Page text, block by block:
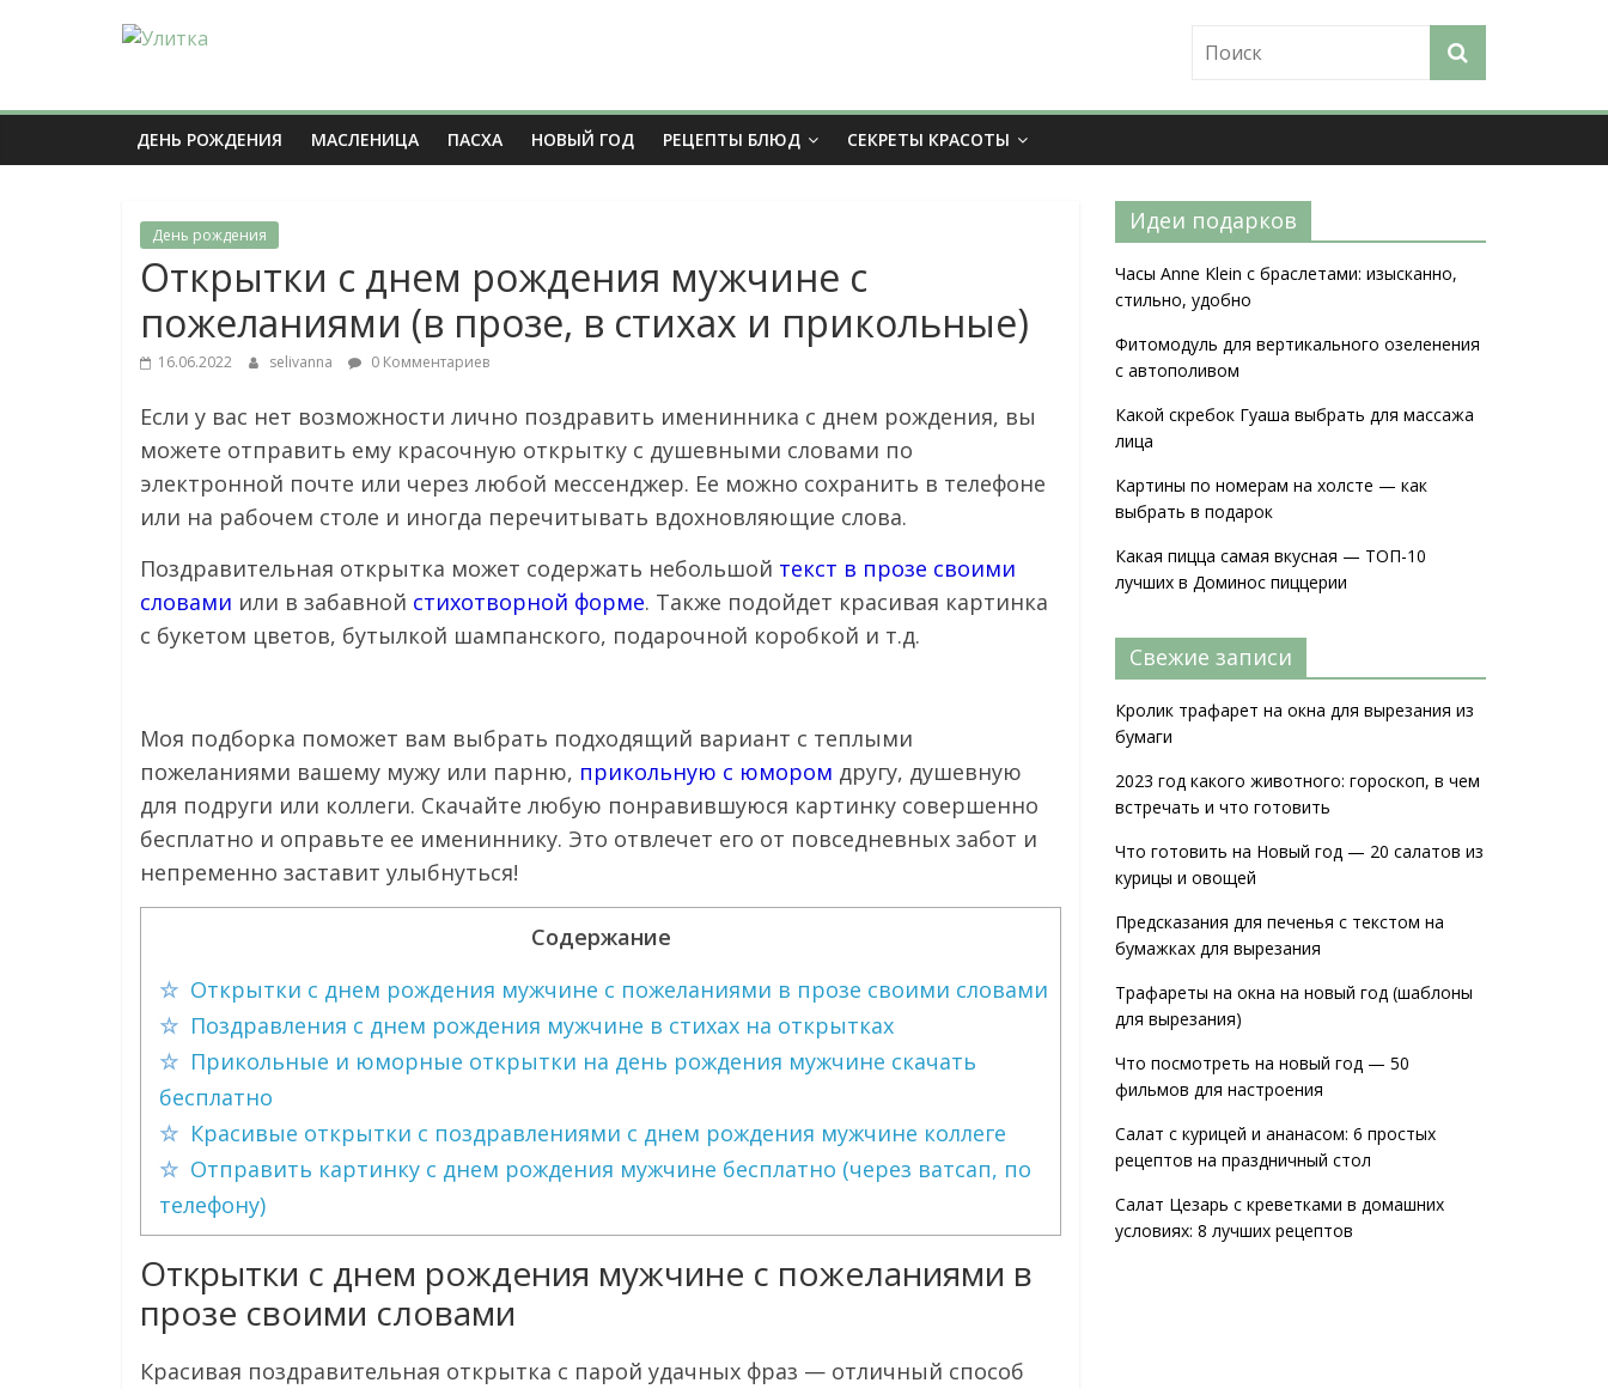
Журнал
мудрой
Просто
полезно
главном
ДЕНЬ РОЖДЕНИЯ МАСЛЕНИЦА ПАСХА НОВЫЙ ГОД РЕЦЕПТЫ БЛЮД СЕКРЕТЫ КРАСОТЫ
День рождения
Открытки с днем рождения мужчине с
пожеланиями (в прозе, в стихах и прикольные)
16.06.2022 selivanna 0 Комментариев
Если у вас нет возможности лично поздравить именинника с днем рождения, вы
можете отправить ему красочную открытку с душевными словами по
электронной почте или через любой мессенджер. Ее можно сохранить в телефоне
или на рабочем столе и иногда перечитывать вдохновляющие слова.
Поздравительная открытка может содержать небольшой текст в прозе своими
словами или в забавной стихотворной форме. Также подойдет красивая картинка
с букетом цветов, бутылкой шампанского, подарочной коробкой и т.д.
Моя подборка поможет вам выбрать подходящий вариант с теплыми
пожеланиями вашему мужу или парню, прикольную с юмором другу, душевную
для подруги или коллеги. Скачайте любую понравившуюся картинку совершенно
бесплатно и оправьте ее имениннику. Это отвлечет его от повседневных забот и
непременно заставит улыбнуться!
Содержание
Открытки с днем рождения мужчине с пожеланиями в прозе своими словами
Поздравления с днем рождения мужчине в стихах на открытках
Прикольные и юморные открытки на день рождения мужчине скачать
бесплатно
Красивые открытки с поздравлениями с днем рождения мужчине коллеге
Отправить картинку с днем рождения мужчине бесплатно (через ватсап, по
телефону)
Открытки с днем рождения мужчине с пожеланиями в
прозе своими словами
Красивая поздравительная открытка с парой удачных фраз — отличный способ
Идеи подарков
Часы Anne Klein с браслетами: изысканно,
стильно, удобно
Фитомодуль для вертикального озеленения
с автополивом
Какой скребок Гуаша выбрать для массажа
лица
Картины по номерам на холсте — как
выбрать в подарок
Какая пицца самая вкусная — ТОП-10
лучших в Доминос пиццерии
Свежие записи
Кролик трафарет на окна для вырезания из
бумаги
2023 год какого животного: гороскоп, в чем
встречать и что готовить
Что готовить на Новый год — 20 салатов из
курицы и овощей
Предсказания для печенья с текстом на
бумажках для вырезания
Трафареты на окна на новый год (шаблоны
для вырезания)
Что посмотреть на новый год — 50
фильмов для настроения
Салат с курицей и ананасом: 6 простых
рецептов на праздничный стол
Салат Цезарь с креветками в домашних
условиях: 8 лучших рецептов